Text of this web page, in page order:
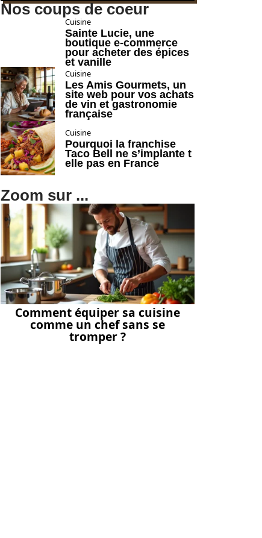
Nos coups de coeur
Cuisine
Sainte Lucie, une
boutique e-commerce
pour acheter des épices
et vanille
Cuisine
Les Amis Gourmets, un
site web pour vos achats
de vin et gastronomie
française
Cuisine
Pourquoi la franchise
Taco Bell ne s’implante t
elle pas en France
Zoom sur ...
Comment équiper sa cuisine
comme un chef sans se
tromper ?